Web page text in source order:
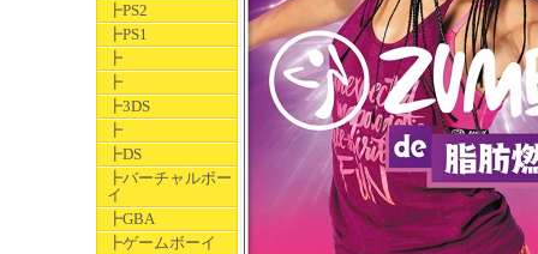
┣PS2
┣PS1
┣
┣
┣3DS
┣
┣DS
┣バーチャルボー
イ
┣GBA
┣ゲームボーイ